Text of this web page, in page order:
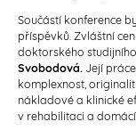
Součástí konference
příspěvků. Zvláštní
doktorského
Svobodová. Její
komplexnost,
nákladové a klinické
v rehabilitaci a domácí